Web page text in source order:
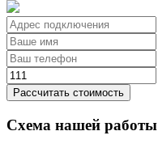
Рассчитать стоимость
Схема нашей работы